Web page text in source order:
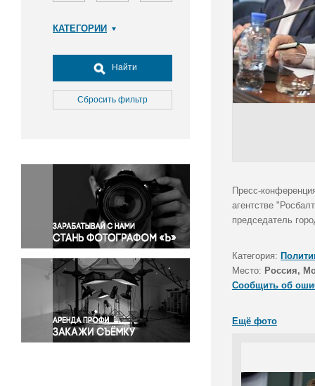
КАТЕГОРИИ
Досуг, туризм и отдых
Культура
Медицина
Окружающая среда
Политика
Правосудие
Происшествия и конфликты
Религия
Светская жизнь
Спорт
Экология
Экономика и бизнес
Найти
Сбросить фильтр
Пресс-
агентстве
председатель
Категория:
Место: Россия,
Сообщить об
Ещё фото